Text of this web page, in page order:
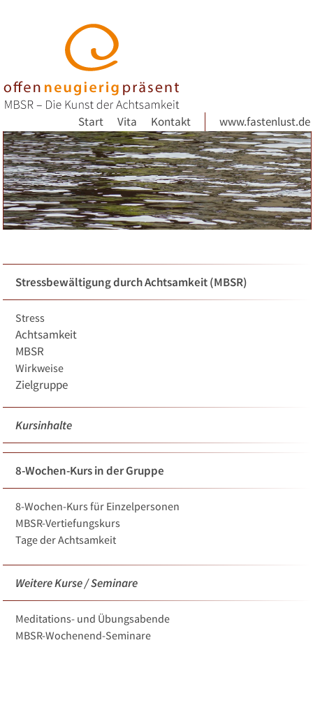
Start Vita Kontakt www.fastenlust.de
Stressbewältigung durch Achtsamkeit (MBSR)
Stress
Achtsamkeit
MBSR
Wirkweise
Zielgruppe
Kursinhalte
8-Wochen-Kurs in der Gruppe
8-Wochen-Kurs für Einzelpersonen
MBSR-Vertiefungskurs
Tage der Achtsamkeit
Weitere Kurse / Seminare
Meditations- und Übungsabende
MBSR-Wochenend-Seminare